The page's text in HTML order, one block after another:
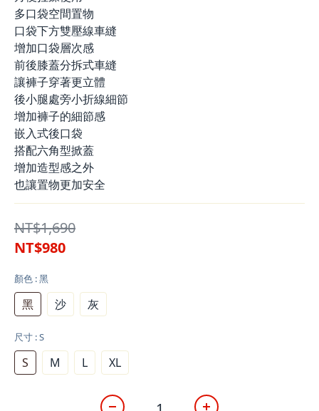
多口袋空間置物
口袋下方雙壓線車縫
增加口袋層次感
前後膝蓋分拆式車縫
讓褲子穿著更立體
後小腿處旁小折線細節
增加褲子的細節感
嵌入式後口袋
搭配六角型掀蓋
增加造型感之外
也讓置物更加安全
NT$1,690
NT$980
顏色 : 黑
黑 沙 灰
尺寸 : S
S M L XL